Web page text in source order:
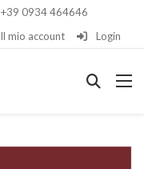
+39 0934 464646
Il mio account Login